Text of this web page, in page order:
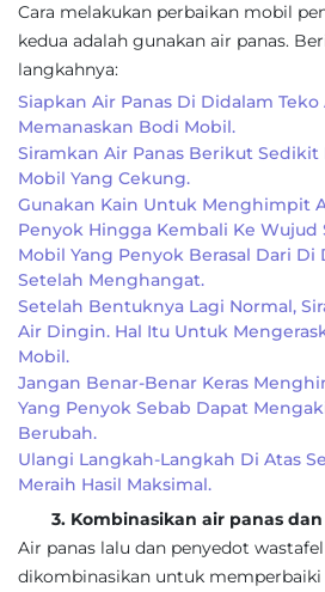
Cara melakukan perbaikan mobil
kedua adalah gunakan air panas.
langkahnya:
Siapkan Air Panas Di Didalam
Memanaskan Bodi Mobil.
Siramkan Air Panas Berikut
Mobil Yang Cekung.
Gunakan Kain Untuk Menghimpit
Penyok Hingga Kembali Ke Wujud
Mobil Yang Penyok Berasal Dari Di
Setelah Menghangat.
Setelah Bentuknya Lagi Normal,
Air Dingin. Hal Itu Untuk
Mobil.
Jangan Benar-Benar Keras
Yang Penyok Sebab Dapat
Berubah.
Ulangi Langkah-Langkah Di Atas
Meraih Hasil Maksimal.
3. Kombinasikan air panas dan
Air panas lalu dan penyedot
dikombinasikan untuk